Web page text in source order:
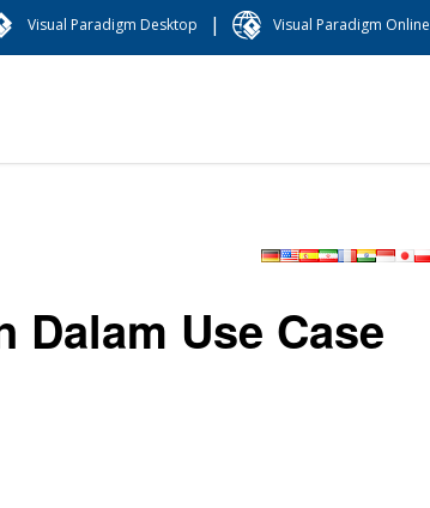
Visual Paradigm Desktop | Visual Paradigm Online
Dalam Use Case